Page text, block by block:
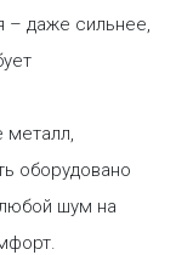
– даже сильнее,
металл,
оборудовано
шум на